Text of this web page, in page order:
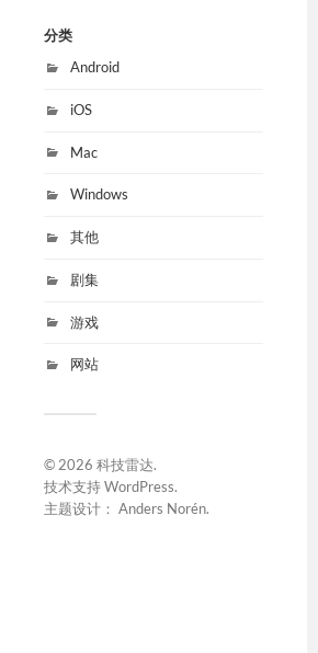
分类
Android
iOS
Mac
Windows
其他
剧集
游戏
网站
© 2026 科技雷达.
技术支持WordPress.
主题设计： Anders Norén.